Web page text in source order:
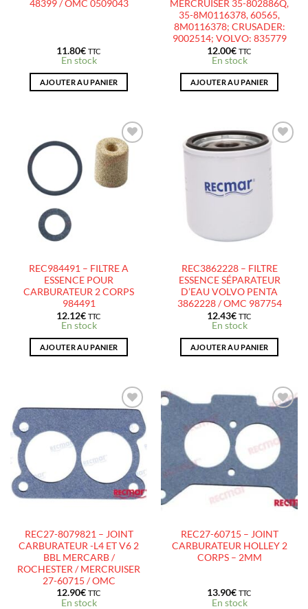
48399 / OMC 0509043
11.80€ TTC
En stock
AJOUTER AU PANIER
MERCRUISER 35-802886Q,
35-8M0116378, 60565,
8M0116378; CRUSADER:
9002514; VOLVO: 835779
12.00€ TTC
En stock
AJOUTER AU PANIER
AJOUTER
À LA
LISTE
D’ENVIES
REC984491 – FILTRE A
ESSENCE POUR
CARBURATEUR 2 CORPS
984491
12.12€ TTC
En stock
AJOUTER AU PANIER
LISTE
D’ENVIES
REC3862228 – FILTRE
ESSENCE SÉPARATEUR
D’EAU VOLVO PENTA
3862228 / OMC 987754
12.43€ TTC
En stock
AJOUTER AU PANIER
AJOUTER
À LA
REC27-8079821 – JOINT
CARBURATEUR -L4 ET V6 2
BBL MERCARB /
ROCHESTER / MERCRUISER
27-60715 / OMC
12.90€ TTC
En stock
À LA
LISTE
D’ENVIES
REC27-60715 – JOINT
CARBURATEUR HOLLEY 2
CORPS – 2MM
13.90€ TTC
En stock